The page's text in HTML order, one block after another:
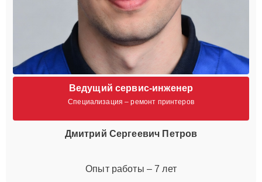
Ведущий сервис-инженер
Специализация – ремонт принтеров
Дмитрий Сергеевич Петров
Опыт работы – 7 лет